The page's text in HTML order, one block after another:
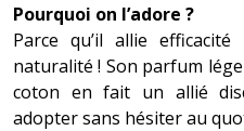
Pourquoi on l’adore ?
Parce qu’il allie
naturalité ! Son parfum
coton en fait un allié
adopter sans hésiter au